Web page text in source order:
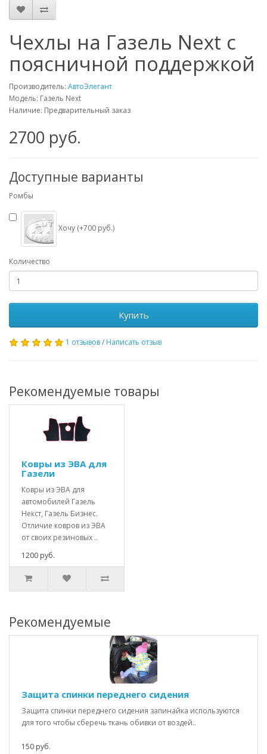
Чехлы на Газель Next с
поясничной поддержкой
Производитель: АвтоЭлегант
Модель: Газель Next
Наличие: Предварительный заказ
2700 руб.
Доступные варианты
Ромбы
Хочу (+700 руб.)
Количество
Купить
1 отзывов/ Написать отзыв
Рекомендуемые товары
Ковры из ЭВА для
Газели
Ковры из ЭВА для
автомобилей Газель
Некст, Газель Бизнес.
Отличие ковров из ЭВА
от своих резиновых ..
1200 руб.
Рекомендуемые
Защита спинки переднего сидения
Защита спинки переднего сидения запинайка используются
для того чтобы сберечь ткань обивки от воздей..
150 руб.